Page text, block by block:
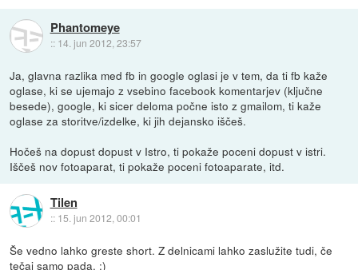
Phantomeye
:: 14. jun 2012, 23:57
Ja, glavna razlika med fb in google oglasi je v tem, da ti fb kaže
oglase, ki se ujemajo z vsebino facebook komentarjev (ključne
besede), google, ki sicer deloma počne isto z gmailom, ti kaže
oglase za storitve/izdelke, ki jih dejansko iščeš.
Hočeš na dopust dopust v Istro, ti pokaže poceni dopust v istri.
Iščeš nov fotoaparat, ti pokaže poceni fotoaparate, itd.
Tilen
:: 15. jun 2012, 00:01
Še vedno lahko greste short. Z delnicami lahko zaslužite tudi, če
tečaj samo pada. ;)